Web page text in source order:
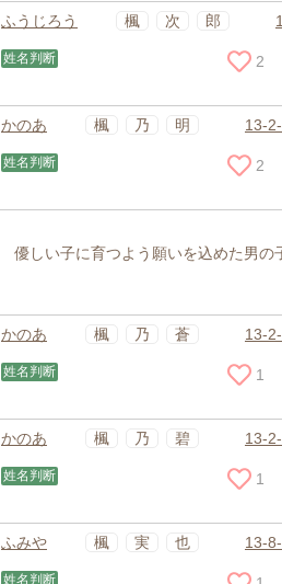
ふうじろう 楓 次 郎
姓名判断 2
かのあ 楓 乃 明 13-
姓名判断 2
優しい子に育つよう願いを込めた男の
かのあ 楓 乃 蒼 13-
姓名判断 1
かのあ 楓 乃 碧 13-
姓名判断 1
ふみや 楓 実 也 13-
姓名判断